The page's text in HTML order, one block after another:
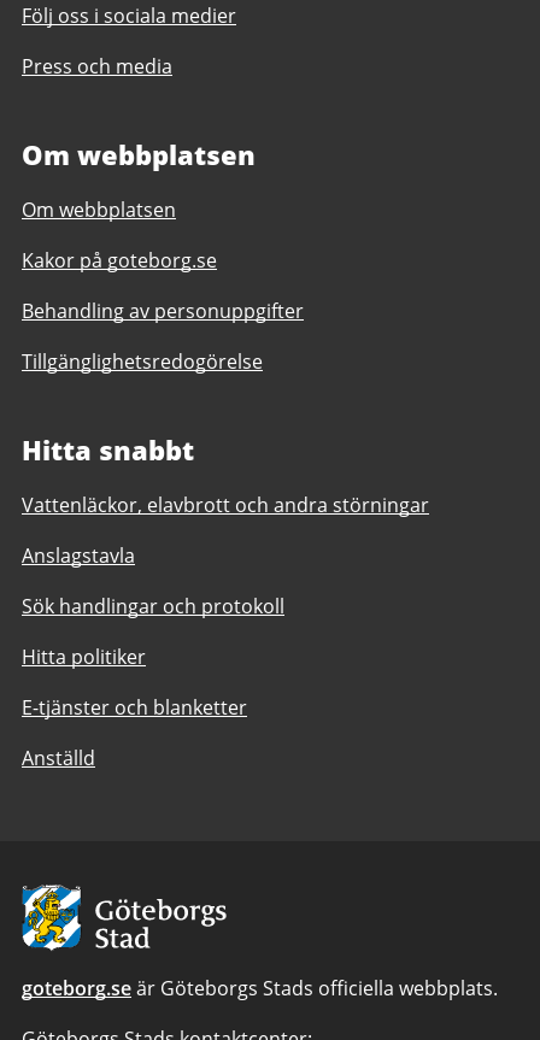
Följ oss i sociala medier
Press och media
Om webbplatsen
Om webbplatsen
Kakor på goteborg.se
Behandling av personuppgifter
Tillgänglighetsredogörelse
Hitta snabbt
Vattenläckor, elavbrott och andra störningar
Anslagstavla
Sök handlingar och protokoll
Hitta politiker
E-tjänster och blanketter
Anställd
Avsändare:
Göteborgs
Stad
goteborg.seär Göteborgs Stads officiella webbplats.